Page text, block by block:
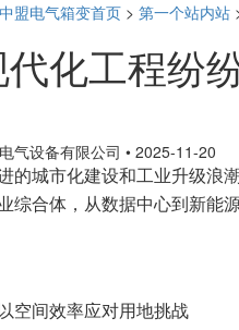
盟电气箱变首页 > 第一个站内站
化工程纷
气设备有限公司 • 2025-11-20
的城市化建设和工业升级浪
综合体，从数据中心到新能
空间效率应对用地挑战